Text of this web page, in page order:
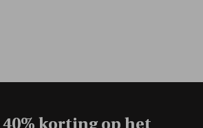
40% korting op het